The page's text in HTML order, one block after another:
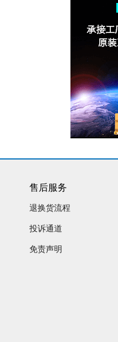
售后服务
退换货流程
投诉通道
免责声明